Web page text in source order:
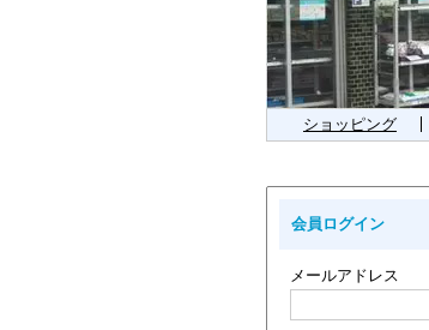
ショッピング
会員ログイン
メールアドレス